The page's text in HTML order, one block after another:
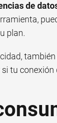
de
plan.
tu